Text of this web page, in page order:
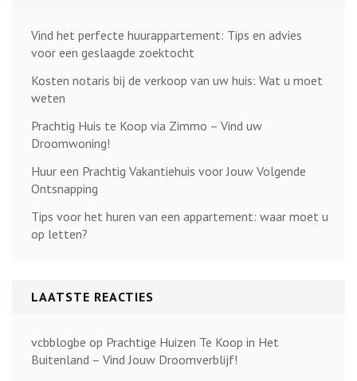
Vind het perfecte huurappartement: Tips en advies
voor een geslaagde zoektocht
Kosten notaris bij de verkoop van uw huis: Wat u moet
weten
Prachtig Huis te Koop via Zimmo – Vind uw
Droomwoning!
Huur een Prachtig Vakantiehuis voor Jouw Volgende
Ontsnapping
Tips voor het huren van een appartement: waar moet u
op letten?
LAATSTE REACTIES
vcbblogbe op Prachtige Huizen Te Koop in Het
Buitenland – Vind Jouw Droomverblijf!